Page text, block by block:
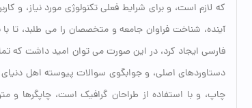
که لازم است، و برای شرایط فعلی تکنولوژی مورد نیاز، و
آینده، شناخت فراوان جامعه و متخصصان را می طلبد، تا
فارسی ایجاد کرد، در این صورت می توان امید داشت که
دستاوردهای اصلی، و جوابگوی سوالات پیوسته اهل
چاپ، و با استفاده از طراحان گرافیک است، چاپگرها و